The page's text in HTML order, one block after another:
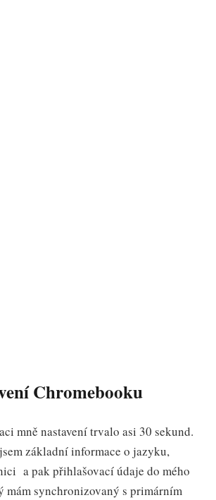
Chromebooku
mně nastavení trvalo asi 30 sekund.
základní informace o jazyku,
a pak přihlašovací údaje do mého
mám synchronizovaný s primárním